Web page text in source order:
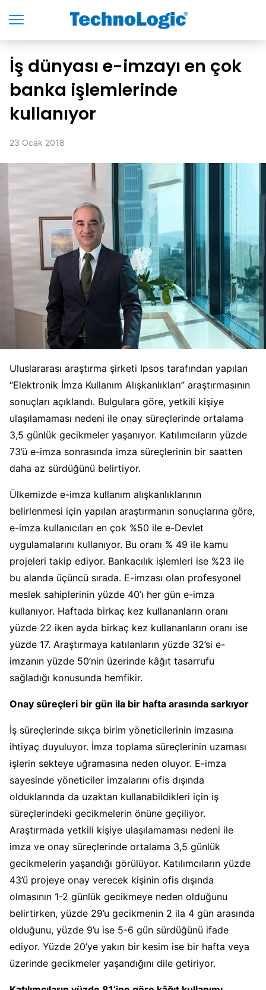
İş dünyası e-imzayı en çok
banka işlemlerinde
kullanıyor
23 Ocak 2018
Uluslararası araştırma şirketi Ipsos tarafından yapılan
“Elektronik İmza Kullanım Alışkanlıkları” araştırmasının
sonuçları açıklandı. Bulgulara göre, yetkili kişiye
ulaşılamaması nedeni ile onay süreçlerinde ortalama
3,5 günlük gecikmeler yaşanıyor. Katılımcıların yüzde
73’ü e-imza sonrasında imza süreçlerinin bir saatten
daha az sürdüğünü belirtiyor.
Ülkemizde e-imza kullanım alışkanlıklarının
belirlenmesi için yapılan araştırmanın sonuçlarına göre,
e-imza kullanıcıları en çok %50 ile e-Devlet
uygulamalarını kullanıyor. Bu oranı % 49 ile kamu
projeleri takip ediyor. Bankacılık işlemleri ise %23 ile
bu alanda üçüncü sırada. E-imzası olan profesyonel
meslek sahiplerinin yüzde 40’ı her gün e-imza
kullanıyor. Haftada birkaç kez kullananların oranı
yüzde 22 iken ayda birkaç kez kullananların oranı ise
yüzde 17. Araştırmaya katılanların yüzde 32’si e-
imzanın yüzde 50’nin üzerinde kâğıt tasarrufu
sağladığı konusunda hemfikir.
Onay süreçleri bir gün ila bir hafta arasında sarkıyor
İş süreçlerinde sıkça birim yöneticilerinin imzasına
ihtiyaç duyuluyor. İmza toplama süreçlerinin uzaması
işlerin sekteye uğramasına neden oluyor. E-imza
sayesinde yöneticiler imzalarını ofis dışında
olduklarında da uzaktan kullanabildikleri için iş
süreçlerindeki gecikmelerin önüne geçiliyor.
Araştırmada yetkili kişiye ulaşılamaması nedeni ile
imza ve onay süreçlerinde ortalama 3,5 günlük
gecikmelerin yaşandığı görülüyor. Katılımcıların yüzde
43’ü projeye onay verecek kişinin ofis dışında
olmasının 1-2 günlük gecikmeye neden olduğunu
belirtirken, yüzde 29’u gecikmenin 2 ila 4 gün arasında
olduğunu, yüzde 9’u ise 5-6 gün sürdüğünü ifade
ediyor. Yüzde 20’ye yakın bir kesim ise bir hafta veya
üzerinde gecikmeler yaşandığını dile getiriyor.